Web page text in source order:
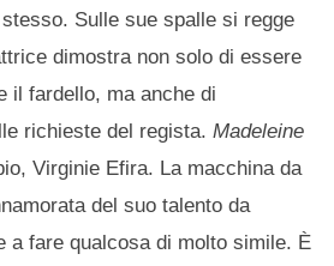
Sulle sue spalle si regge
dimostra non solo di essere
il fardello, ma anche di
richieste del regista.Madeleine
Virginie Efira. La macchina da
del suo talento da
a fare qualcosa di molto simile. È